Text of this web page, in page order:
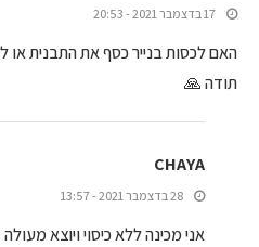
17 בדצמבר 2021 - 20:53
האם לכסות בנייר כסף את התבנית או
תודה 🙏
CHAYA
28 בדצמבר 2021 - 13:57
אני מכינה ללא כיסוי ויוצא מעולה